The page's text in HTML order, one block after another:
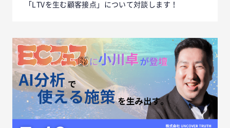
「LTVを生む顧客接点」について対談します！